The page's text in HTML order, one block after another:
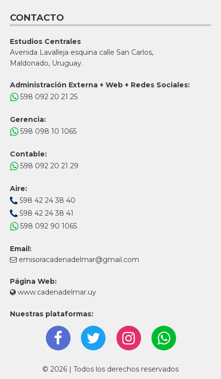
CONTACTO
Estudios Centrales
Avenida Lavalleja esquina calle San Carlos,
Maldonado, Uruguay.
Administración Externa + Web + Redes Sociales:
598 092 20 21 25
Gerencia:
598 098 10 1065
Contable:
598 092 20 21 29
Aire:
598 42 24 38 40
598 42 24 38 41
598 092 90 1065
Email:
emisoracadenadelmar@gmail.com
Página Web:
www.cadenadelmar.uy
Nuestras plataformas:
© 2026 | Todos los derechos reservados